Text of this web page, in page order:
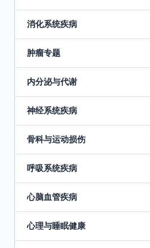
消化系统疾病
肿瘤专题
内分泌与代谢
神经系统疾病
骨科与运动损伤
呼吸系统疾病
心脑血管疾病
心理与睡眠健康